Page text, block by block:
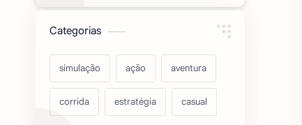
Categorias
simulação ação aventura
corrida estratégia casual